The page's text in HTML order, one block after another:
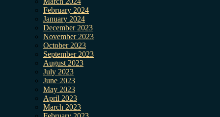
February 2024
January 2024
December 2023
November 2023
October 2023
September 2023
August 2023
July 2023
June 2023
May 2023
April 2023
March 2023